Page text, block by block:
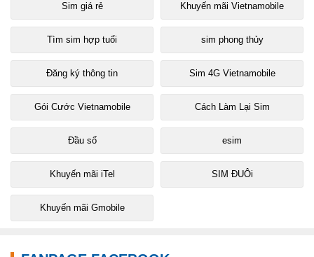
Sim giá rẻ Khuyến mãi Vietnamobile
Tìm sim hợp tuổi sim phong thủy
Đăng ký thông tin Sim 4G Vietnamobile
Gói Cước Vietnamobile Cách Làm Lại Sim
Đầu số esim
Khuyến mãi iTel SIM ĐUÔi
Khuyến mãi Gmobile